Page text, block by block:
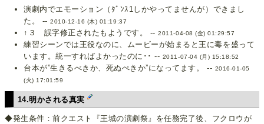
演劇内でエモーション（ﾀﾞﾝｽ1しかやってませんが）できまし
た。 --2010-12-16 (木) 01:19:37
↑３ 誤字修正されたもようです。 --2011-04-08 (金) 01:29:57
練習シーンでは王役なのに、ムービーが始まると王に毒を盛って
います。統一すればよかったのに･･ -- 2011-07-04 (月) 15:18:52
台本が”生きるべきか、死ぬぺきか”になってます。 -- 2016-01-05
(火) 17:01:59
14.明かされる真実
◆発生条件：前クエスト『王城の演劇祭』を任務完了後、フクロウが